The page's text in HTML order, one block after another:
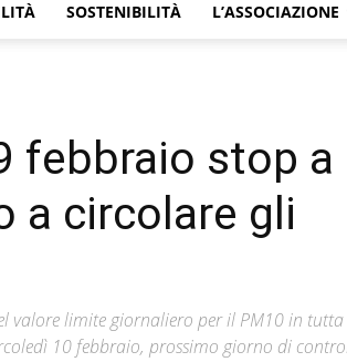
dalle
Città
SOSTENIBILITÀ L’ASSOCIAZIONE
febbraio stop a
a circolare gli
valore limite giornaliero per il PM10 in
10 febbraio, prossimo giorno di